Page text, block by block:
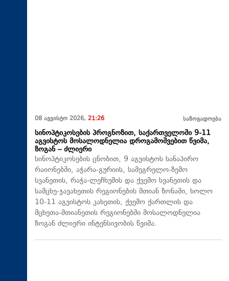
08 აგვისტო 2026, 21:26 საზოგადოება
სინოპტიკოსების პროგნოზით, საქართველოში 9-11
აგვისტოს მოსალოდნელია დროგამოშვებით წვიმა,
ზოგან – ძლიერი
სინოპტიკოსების ცნობით, 9 აგვისტოს სანაპირო
რაიონებში, აჭარა-გურიის, სამეგრელო-ზემო
სვანეთის, რაჭა-ლეჩხუმის და ქვემო სვანეთის და
სამცხე-ჯავახეთის რეგიონების მთიან ზონაში, ხოლო
10-11 აგვისტოს კახეთის, ქვემო ქართლის და
მცხეთა-მთიანეთის რეგიონებში მოსალოდნელია
ზოგან ძლიერი ინტენსივობის წვიმა.